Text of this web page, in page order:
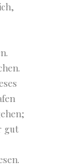
gut